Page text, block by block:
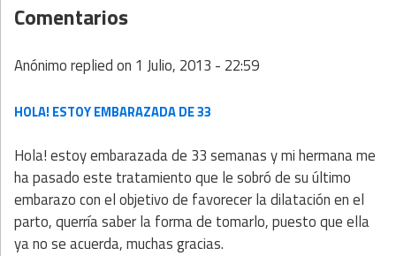
Comentarios
Anónimoreplied on 1 Julio, 2013 - 22:59
HOLA! ESTOY EMBARAZADA DE 33
Hola! estoy embarazada de 33 semanas y mi hermana me
ha pasado este tratamiento que le sobró de su último
embarazo con el objetivo de favorecer la dilatación en el
parto, querría saber la forma de tomarlo, puesto que ella
ya no se acuerda, muchas gracias.